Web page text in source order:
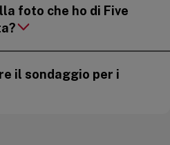
foto che ho di Five
il sondaggio per i